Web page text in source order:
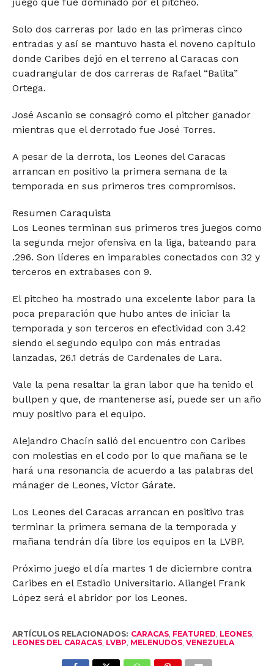
Solo dos carreras por lado en las primeras cinco
entradas y así se mantuvo hasta el noveno capítulo
donde Caribes dejó en el terreno al Caracas con
cuadrangular de dos carreras de Rafael “Balita”
Ortega.
José Ascanio se consagró como el pitcher ganador
mientras que el derrotado fue José Torres.
A pesar de la derrota, los Leones del Caracas
arrancan en positivo la primera semana de la
temporada en sus primeros tres compromisos.
Resumen Caraquista
Los Leones terminan sus primeros tres juegos como
la segunda mejor ofensiva en la liga, bateando para
.296. Son líderes en imparables conectados con 32 y
terceros en extrabases con 9.
El pitcheo ha mostrado una excelente labor para la
poca preparación que hubo antes de iniciar la
temporada y son terceros en efectividad con 3.42
siendo el segundo equipo con más entradas
lanzadas, 26.1 detrás de Cardenales de Lara.
Vale la pena resaltar la gran labor que ha tenido el
bullpen y que, de mantenerse así, puede ser un año
muy positivo para el equipo.
Alejandro Chacín salió del encuentro con Caribes
con molestias en el codo por lo que mañana se le
hará una resonancia de acuerdo a las palabras del
mánager de Leones, Víctor Gárate.
Los Leones del Caracas arrancan en positivo tras
terminar la primera semana de la temporada y
mañana tendrán día libre los equipos en la LVBP.
Próximo juego el día martes 1 de diciembre contra
Caribes en el Estadio Universitario. Aliangel Frank
López será el abridor por los Leones.
ARTÍCULOS RELACIONADOS: CARACAS, FEATURED LEONES,
LEONES DEL CARACAS, LVBP MELENUDOS, VENEZUELA